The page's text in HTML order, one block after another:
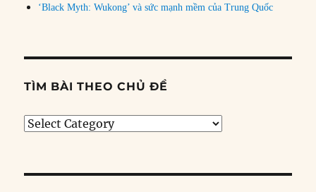
‘Black Myth: Wukong’ và sức mạnh mềm của Trung Quốc
TÌM BÀI THEO CHỦ ĐỀ
Tìm